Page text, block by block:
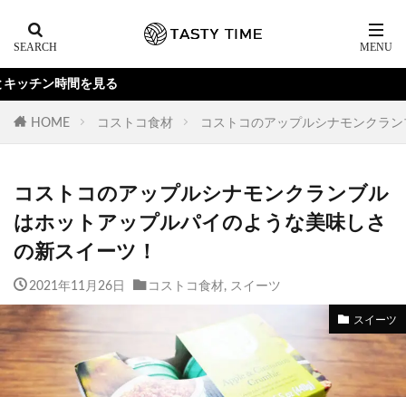
HOME コストコ食材 コストコのアップルシナモンクラ
コストコのアップルシナモンクランブル
はホットアップルパイのような美味しさ
の新スイーツ！
2021年11月26日 コストコ食材, スイーツ
スイーツ